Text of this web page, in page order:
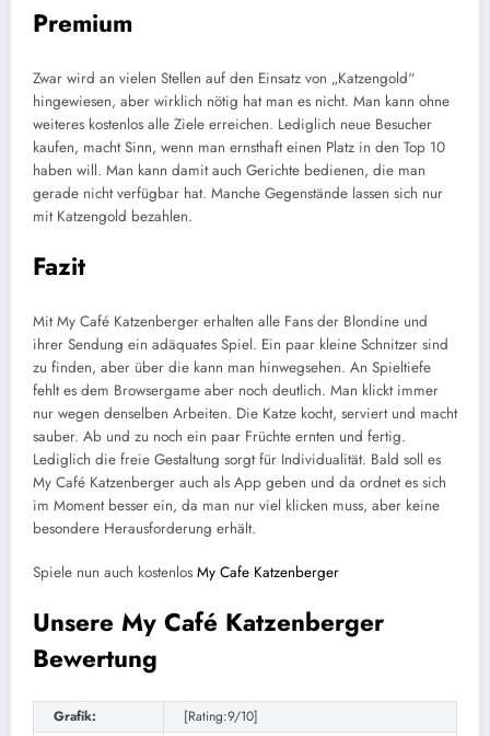
Premium
Zwar wird an vielen Stellen auf den Einsatz von „Katzengold“
hingewiesen, aber wirklich nötig hat man es nicht. Man kann ohne
weiteres kostenlos alle Ziele erreichen. Lediglich neue Besucher
kaufen, macht Sinn, wenn man ernsthaft einen Platz in den Top 10
haben will. Man kann damit auch Gerichte bedienen, die man
gerade nicht verfügbar hat. Manche Gegenstände lassen sich nur
mit Katzengold bezahlen.
Fazit
Mit My Café Katzenberger erhalten alle Fans der Blondine und
ihrer Sendung ein adäquates Spiel. Ein paar kleine Schnitzer sind
zu finden, aber über die kann man hinwegsehen. An Spieltiefe
fehlt es dem Browsergame aber noch deutlich. Man klickt immer
nur wegen denselben Arbeiten. Die Katze kocht, serviert und macht
sauber. Ab und zu noch ein paar Früchte ernten und fertig.
Lediglich die freie Gestaltung sorgt für Individualität. Bald soll es
My Café Katzenberger auch als App geben und da ordnet es sich
im Moment besser ein, da man nur viel klicken muss, aber keine
besondere Herausforderung erhält.
Spiele nun auch kostenlos My Cafe Katzenberger
Unsere My Café Katzenberger
Bewertung
Grafik:
[Rating:9/10]